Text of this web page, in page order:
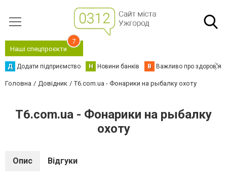
Наші спецпроєкти
7
Д Додати підприємство Н Новини банків В Важливо про здоров'я
Головна Довідник T6.com.ua - Фонарики на рыбалку охоту
T6.com.ua - Фонарики на рыбалку
охоту
Опис Відгуки